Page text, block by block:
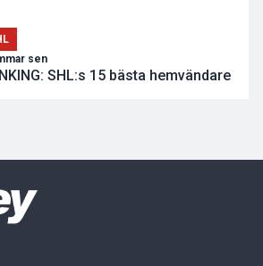
sen
SHL:s 15 bästa hemvändare